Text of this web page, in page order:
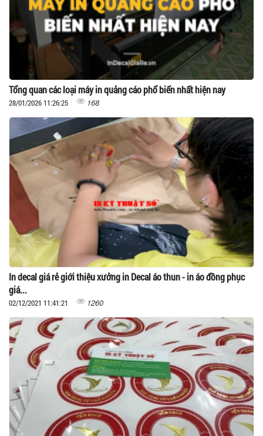
Tổng quan các loại máy in quảng cáo phổ biến nhất hiện nay
28/01/2026 11:26:25 168
In decal giá rẻ giới thiệu xưởng in Decal áo thun - in áo đồng phục
giá...
02/12/2021 11:41:21 1260